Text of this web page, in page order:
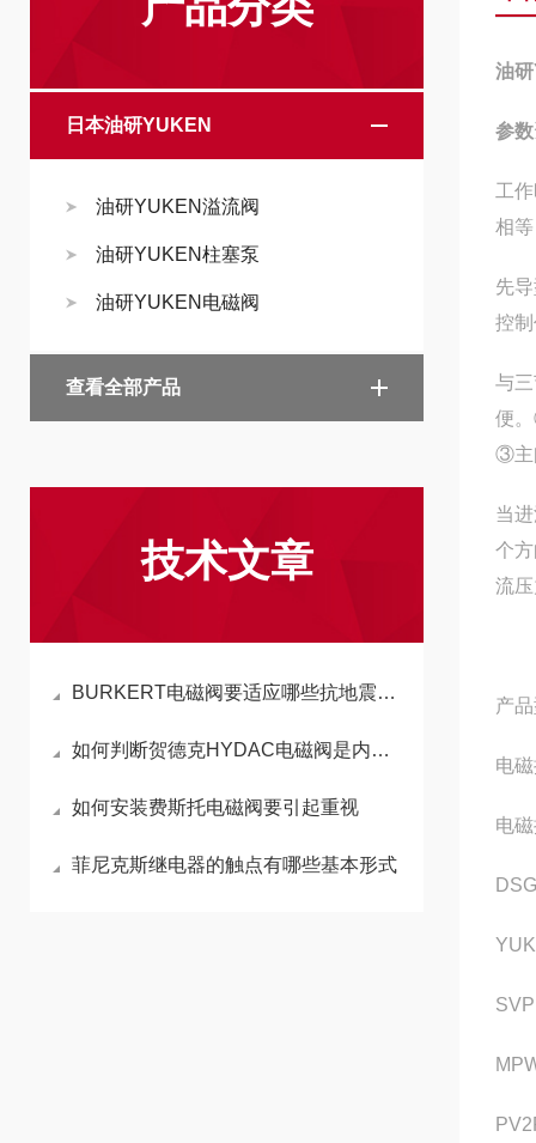
日本油研YUKEN
油研YUKEN溢流阀
油研YUKEN柱塞泵
油研YUKEN电磁阀
查看全部产品
技术文章
BURKERT电磁阀要适应哪些抗地震要求
如何判断贺德克HYDAC电磁阀是内漏还是外漏？
如何安装费斯托电磁阀要引起重视
菲尼克斯继电器的触点有哪些基本形式
油
参
工
相
先
控
与
便
③主
当
个
流
产
电
电